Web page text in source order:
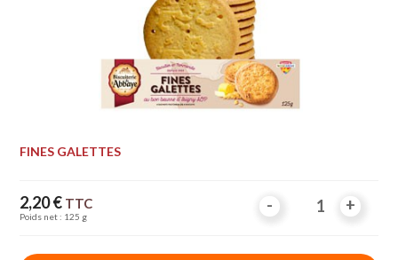
FINES GALETTES
Prix
2,20 € TTC
Poids net : 125 g
- +
- +